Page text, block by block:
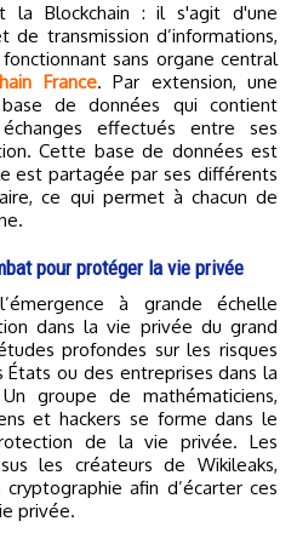
Blockchain : il s'agit d'une
transmission d’informations,
sans organe central
France. Par extension, une
de données qui contient
effectués entre ses
Cette base de données est
est partagée par ses différents
ce qui permet à chacun de
pour protéger la vie privée
dans la vie privée du grand
profondes sur les risques
États ou des entreprises dans la
groupe de mathématiciens,
et hackers se forme dans le
de la vie privée. Les
les créateurs de Wikileaks,
afin d’écarter ces
privée.